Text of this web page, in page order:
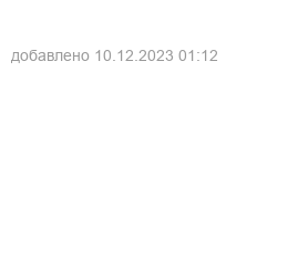
добавлено 10.12.2023 01:12